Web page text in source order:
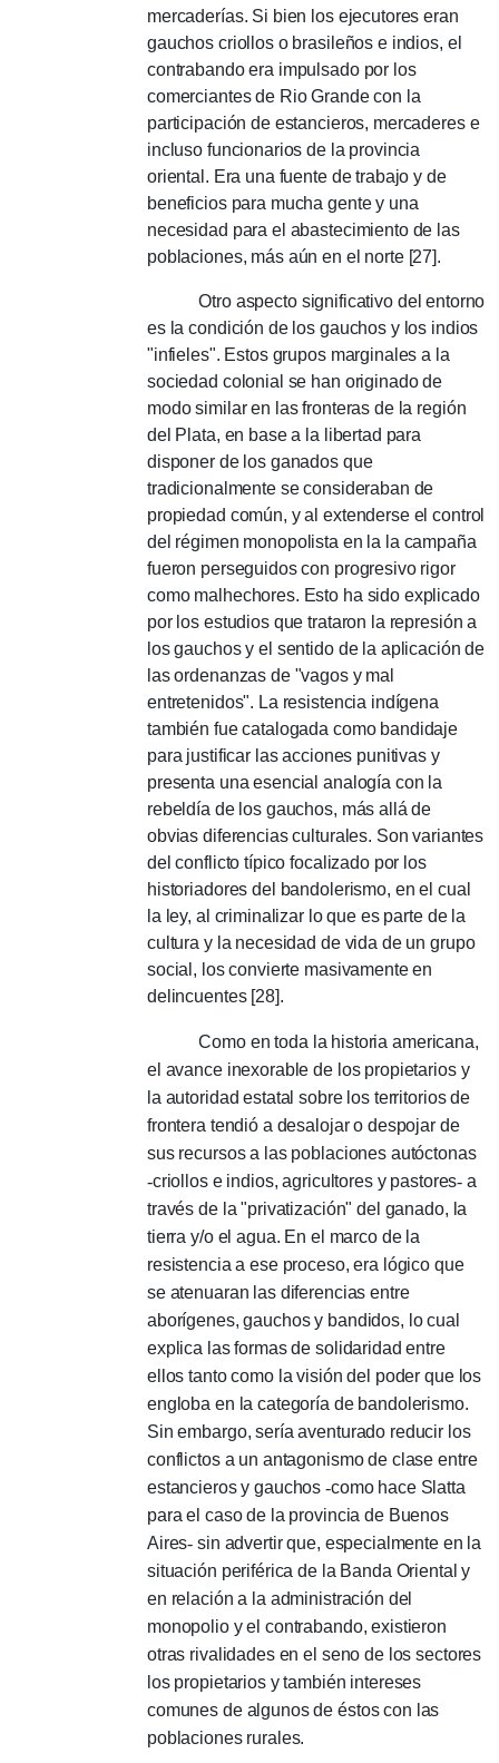
mercaderías. Si bien los ejecutores eran
gauchos criollos o brasileños e indios, el
contrabando era impulsado por los
comerciantes de Rio Grande con la
participación de estancieros, mercaderes e
incluso funcionarios de la provincia
oriental. Era una fuente de trabajo y de
beneficios para mucha gente y una
necesidad para el abastecimiento de las
poblaciones, más aún en el norte [27].
Otro aspecto significativo del entorno
es la condición de los gauchos y los indios
"infieles". Estos grupos marginales a la
sociedad colonial se han originado de
modo similar en las fronteras de la región
del Plata, en base a la libertad para
disponer de los ganados que
tradicionalmente se consideraban de
propiedad común, y al extenderse el control
del régimen monopolista en la la campaña
fueron perseguidos con progresivo rigor
como malhechores. Esto ha sido explicado
por los estudios que trataron la represión a
los gauchos y el sentido de la aplicación de
las ordenanzas de "vagos y mal
entretenidos". La resistencia indígena
también fue catalogada como bandidaje
para justificar las acciones punitivas y
presenta una esencial analogía con la
rebeldía de los gauchos, más allá de
obvias diferencias culturales. Son variantes
del conflicto típico focalizado por los
historiadores del bandolerismo, en el cual
la ley, al criminalizar lo que es parte de la
cultura y la necesidad de vida de un grupo
social, los convierte masivamente en
delincuentes [28].
Como en toda la historia americana,
el avance inexorable de los propietarios y
la autoridad estatal sobre los territorios de
frontera tendió a desalojar o despojar de
sus recursos a las poblaciones autóctonas
-criollos e indios, agricultores y pastores-a
través de la "privatización" del ganado, la
tierra y/o el agua. En el marco de la
resistencia a ese proceso, era lógico que
se atenuaran las diferencias entre
aborígenes, gauchos y bandidos, lo cual
explica las formas de solidaridad entre
ellos tanto como la visión del poder que los
engloba en la categoría de bandolerismo.
Sin embargo, sería aventurado reducir los
conflictos a un antagonismo de clase entre
estancieros y gauchos-como hace Slatta
para el caso de la provincia de Buenos
Aires-sin advertir que, especialmente en la
situación periférica de la Banda Oriental y
en relación a la administración del
monopolio y el contrabando, existieron
otras rivalidades en el seno de los sectores
los propietarios y también intereses
comunes de algunos de éstos con las
poblaciones rurales.